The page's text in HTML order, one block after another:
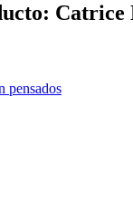
Catrice
pensados